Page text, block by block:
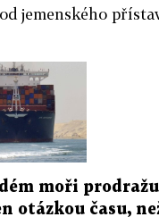
jemenského
moři
otázkou času,